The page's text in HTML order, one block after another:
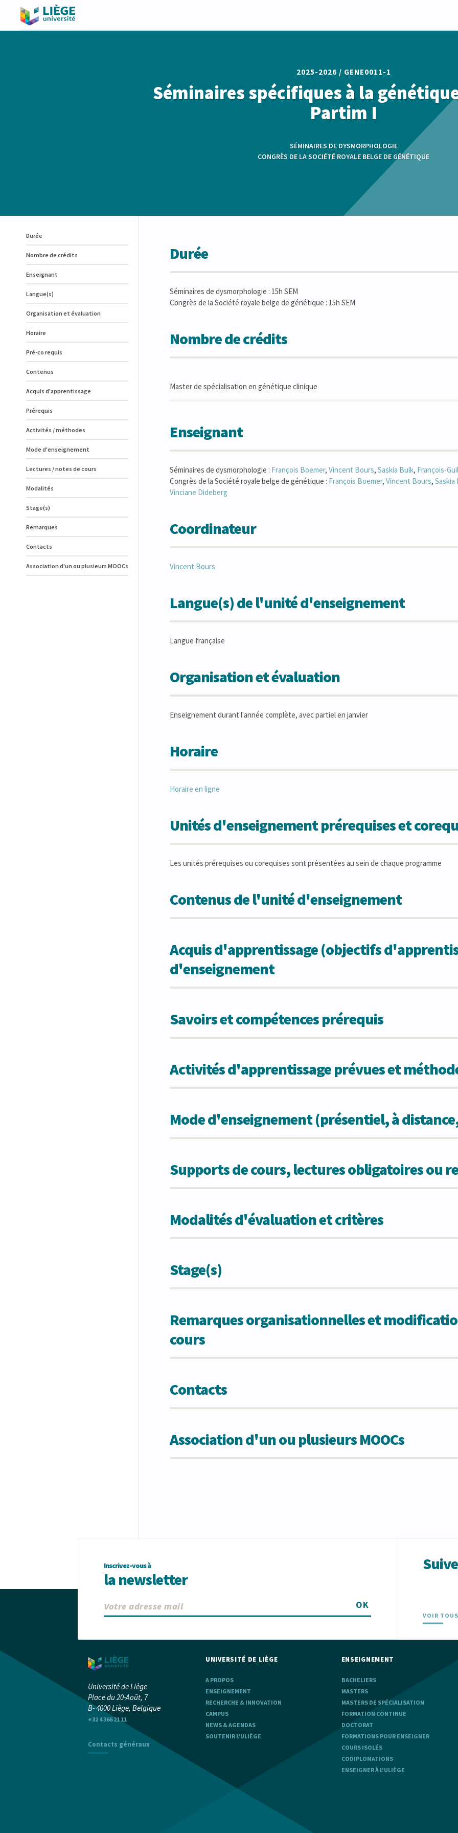
2025-2026 / GENE0011-1
Séminaires spécifiques à la
Partim I
SÉMINAIRES DE DYSMORPHOLOGIE
CONGRÈS DE LA SOCIÉTÉ ROYALE BELGE DE GÉNÉTIQUE
Durée
Nombre de crédits
Enseignant
Langue(s)
Organisation et évaluation
Horaire
Pré-co requis
Contenus
Acquis d'apprentissage
Prérequis
Activités / méthodes
Mode d'enseignement
Lectures / notes de cours
Modalités
Stage(s)
Remarques
Contacts
Association d'un ou plusieurs MOOCs
Durée
Séminaires de dysmorphologie : 15h SEM
Congrès de la Société royale belge de génétique : 15h SEM
Nombre de crédits
Master de spécialisation en génétique clinique
Enseignant
Séminaires de dysmorphologie : François Boemer, Vincent Bours, Saskia Bulk, François-
Congrès de la Société royale belge de génétique : François Boemer, Vincent Bours, Saskia
Vinciane Dideberg
Coordinateur
Vincent Bours
Langue(s) de l'unité d'enseignement
Langue française
Organisation et évaluation
Enseignement durant l'année complète, avec partiel en janvier
Horaire
Horaire en ligne
Unités d'enseignement prérequises et
Les unités prérequises ou corequises sont présentées au sein de chaque programme
Contenus de l'unité d'enseignement
Acquis d'apprentissage (objectifs
d'enseignement
Savoirs et compétences prérequis
Activités d'apprentissage prévues et
Mode d'enseignement (présentiel, à
Supports de cours, lectures obligatoires ou
Modalités d'évaluation et critères
Stage(s)
Remarques organisationnelles et
cours
Contacts
Association d'un ou plusieurs MOOCs
Inscrivez-vous à
la newsletter
OK
VOIR
Université de Liège
Place du 20-Août, 7
B- 4000 Liège, Belgique
+32 4 366 21 11
Contacts généraux
UNIVERSITÉ DE LIÈGE
A PROPOS
ENSEIGNEMENT
RECHERCHE & INNOVATION
CAMPUS
NEWS & AGENDAS
SOUTENIR L'ULIÈGE
ENSEIGNEMENT
BACHELIERS
MASTERS
MASTERS DE SPÉCIALISATION
FORMATION CONTINUE
DOCTORAT
FORMATIONS POUR ENSEIGNER
COURS ISOLÉS
CODIPLOMATIONS
ENSEIGNER À L'ULIÈGE